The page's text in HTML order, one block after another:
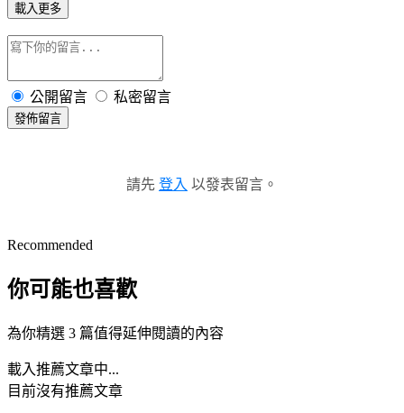
載入更多
公開留言 私密留言
發佈留言
請先 登入 以發表留言。
Recommended
你可能也喜歡
為你精選 3 篇值得延伸閱讀的內容
載入推薦文章中...
目前沒有推薦文章